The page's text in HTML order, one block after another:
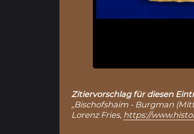
Zitiervorschlag für diesen
„Bischofshaim - Burgman
Lorenz Fries, https://